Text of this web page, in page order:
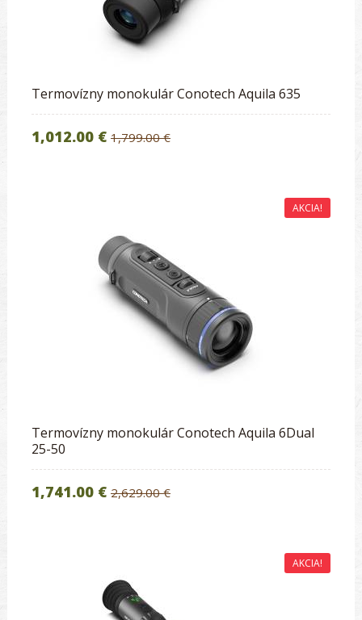
Termovízny monokulár Conotech Aquila 635
1,012.00 € 1,799.00 €
AKCIA!
Termovízny monokulár Conotech Aquila 6Dual
25-50
1,741.00 € 2,629.00 €
AKCIA!